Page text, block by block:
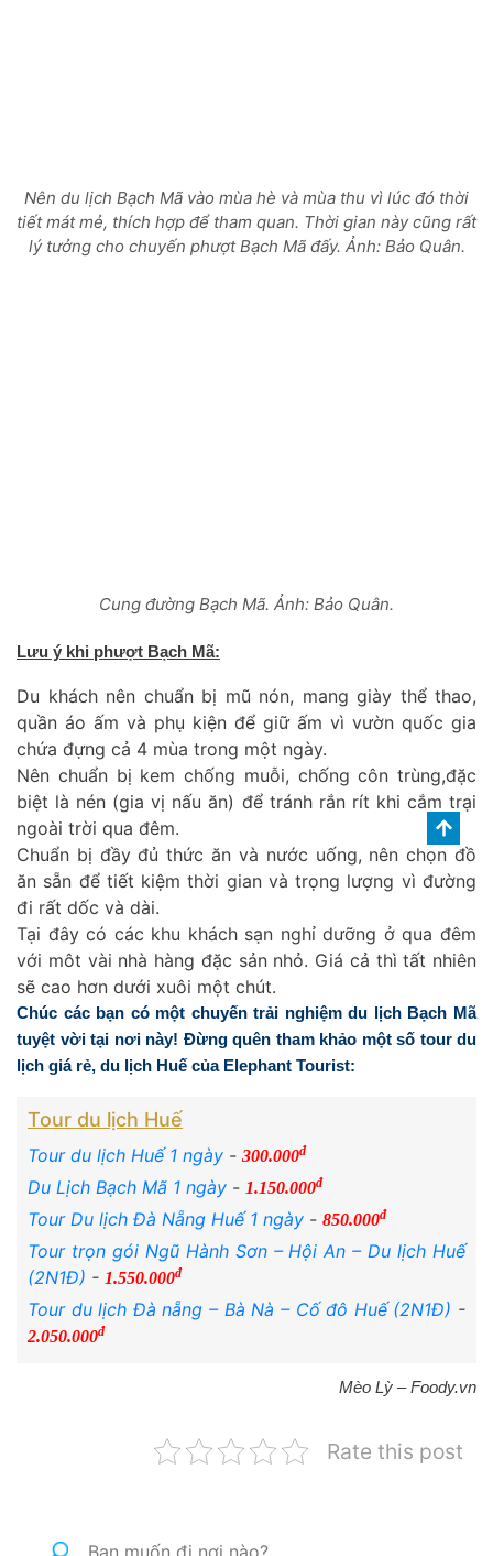
Nên du lịch Bạch Mã vào mùa hè và mùa thu vì lúc đó thời
tiết mát mẻ, thích hợp để tham quan. Thời gian này cũng rất
lý tưởng cho chuyến phượt Bạch Mã đấy. Ảnh: Bảo Quân.
Cung đường Bạch Mã. Ảnh: Bảo Quân.
Lưu ý khi phượt Bạch Mã:
Du khách nên chuẩn bị mũ nón, mang giày thể thao,
quần áo ấm và phụ kiện để giữ ấm vì vườn quốc gia
chứa đựng cả 4 mùa trong một ngày.
Nên chuẩn bị kem chống muỗi, chống côn trùng,đặc
biệt là nén (gia vị nấu ăn) để tránh rắn rít khi cắm trại
ngoài trời qua đêm.
Chuẩn bị đầy đủ thức ăn và nước uống, nên chọn đồ
ăn sẵn để tiết kiệm thời gian và trọng lượng vì đường
đi rất dốc và dài.
Tại đây có các khu khách sạn nghỉ dưỡng ở qua đêm
với môt vài nhà hàng đặc sản nhỏ. Giá cả thì tất nhiên
sẽ cao hơn dưới xuôi một chút.
Chúc các bạn có một chuyến trải nghiệmdu lịch Bạch Mã
tuyệt vời tại nơi này! Đừng quên tham khảo một số tour du
lịch giá rẻ, du lịch Huế của Elephant Tourist:
Tour du lịch Huế
Tour du lịch Huế 1 ngày - 300.000đ
Du Lịch Bạch Mã 1 ngày - 1.150.000đ
Tour Du lịch Đà Nẵng Huế 1 ngày - 850.000đ
Tour trọn gói Ngũ Hành Sơn – Hội An – Du lịch Huế
(2N1Đ) - 1.550.000đ
Tour du lịch Đà nẵng – Bà Nà – Cố đô Huế (2N1Đ) -
2.050.000đ
Mèo Lỳ – Foody.vn
Rate this post